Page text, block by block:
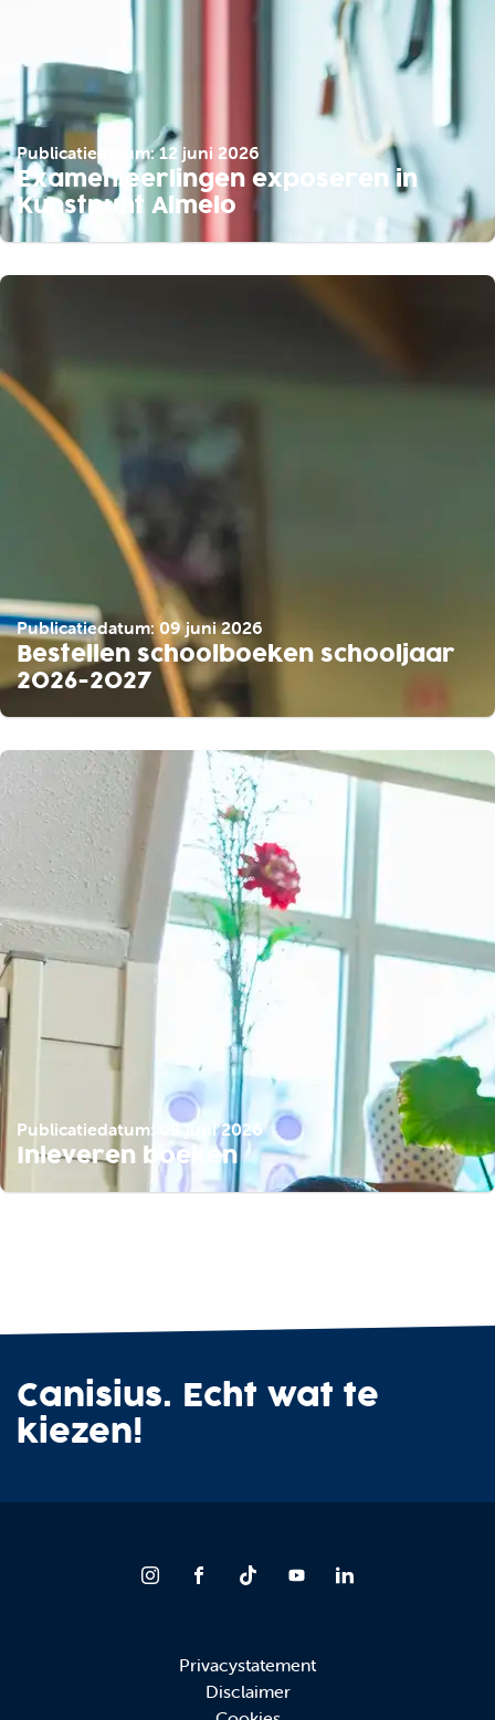
Publicatiedatum: 12 juni 2026
Examenleerlingen exposeren in
Kunstpunt Almelo
Publicatiedatum: 09 juni 2026
Bestellen schoolboeken schooljaar
2026-2027
Publicatiedatum: 09 juni 2026
Inleveren boeken
Canisius. Echt wat te
kiezen!
Privacystatement
Disclaimer